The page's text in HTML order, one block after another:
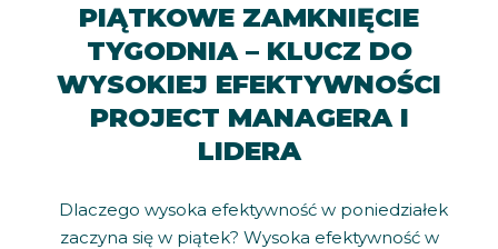
PIĄTKOWE ZAMKNIĘCIE
TYGODNIA – KLUCZ DO
WYSOKIEJ EFEKTYWNOŚCI
PROJECT MANAGERA I
LIDERA
Dlaczego wysoka efektywność w poniedziałek
zaczyna się w piątek? Wysoka efektywność w